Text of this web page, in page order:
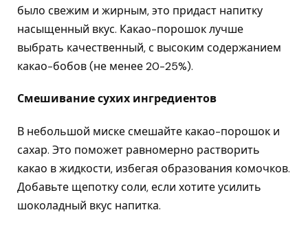
было свежим и жирным, это придаст напитку
насыщенный вкус. Какао-порошок лучше
выбрать качественный, с высоким содержанием
какао-бобов (не менее 20-25%).
Смешивание сухих ингредиентов
В небольшой миске смешайте какао-порошок и
сахар. Это поможет равномерно растворить
какао в жидкости, избегая образования комочков.
Добавьте щепотку соли, если хотите усилить
шоколадный вкус напитка.